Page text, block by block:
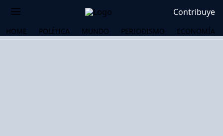
Contribuye
HOME POLÍTICA MUNDO PERIODISMO ECONOMÍA